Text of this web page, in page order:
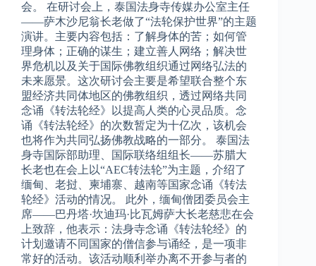
会。 在研讨会上，泰国法身寺传媒办公室主任
——萨木沙尼翁长老做了“法轮保护世界”的主题
演讲。主要内容包括：了解身体的苦；如何管
理身体；正确的谋生；建立善人网络；解决世
界危机以及关于国际佛教组织通过网络弘法的
未来愿景。这次研讨会主要是希望联合整个东
盟经济共同体地区的佛教组织，透过网络共同
念诵《转法轮经》以提高人类的心灵品质。念
诵《转法轮经》的次数暂定为十亿次，该机会
也将作为共同弘扬佛教战略的一部分。 泰国法
身寺国际部助理、国际联络组组长——苏腊大
长老也在会上以“AEC转法轮”为主题，介绍了
缅甸、老挝、柬埔寨、越南等国家念诵《转法
轮经》活动的情况。 此外，缅甸僧团委员会主
席——巴丹塔·坎迪玛·比瓦姆萨大长老慈悲在会
上致辞，他表示：法身寺念诵《转法轮经》的
计划邀请不同国家的僧信参与诵经，是一项非
常好的活动。该活动顺利举办离不开参与者的